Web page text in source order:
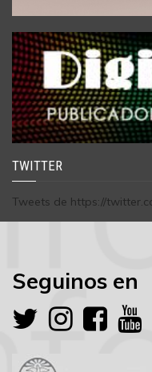
TWITTER
Tweets de https://
Seguinos en